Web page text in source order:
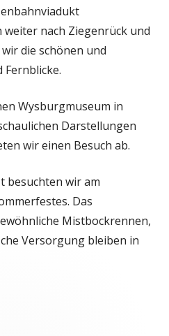
weiter nach Ziegenrück und
die schönen und
Wysburgmuseum in
Darstellungen
wir einen Besuch ab.
besuchten wir am
Das
Mistbockrennen,
Versorgung bleiben in